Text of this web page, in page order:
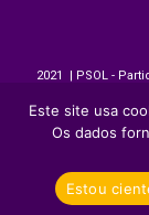
2021 | PSOL -
Este site usa
Os dados
Estou